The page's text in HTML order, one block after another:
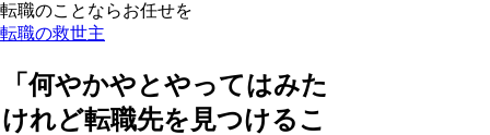
転職のことならお任せを
転職の救世主
「何やかやとやってはみた
けれど転職先を見つけるこ